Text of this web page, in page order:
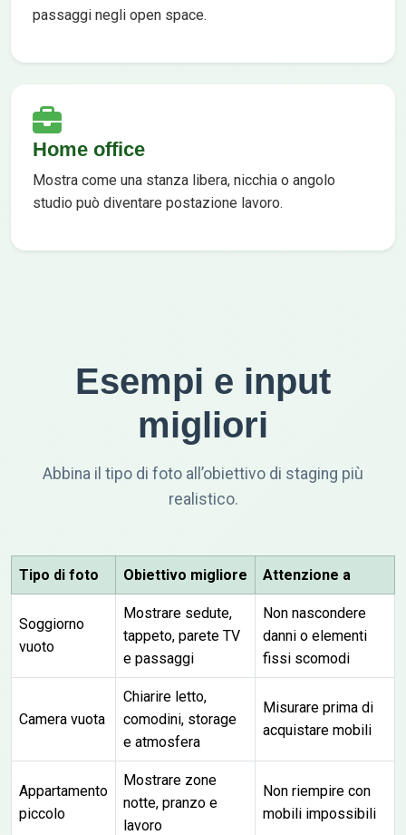
passaggi negli open space.
Home office
Mostra come una stanza libera, nicchia o angolo
studio può diventare postazione lavoro.
Esempi e input
migliori
Abbina il tipo di foto all’obiettivo di staging più
realistico.
Tipo di foto Obiettivo migliore Attenzione a
Soggiorno
vuoto
Mostrare sedute,
tappeto, parete TV
e passaggi
Non nascondere
danni o elementi
fissi scomodi
Camera vuota
Chiarire letto,
comodini, storage
e atmosfera
Misurare prima di
acquistare mobili
Appartamento
piccolo
Mostrare zone
notte, pranzo e
lavoro
Non riempire con
mobili impossibili